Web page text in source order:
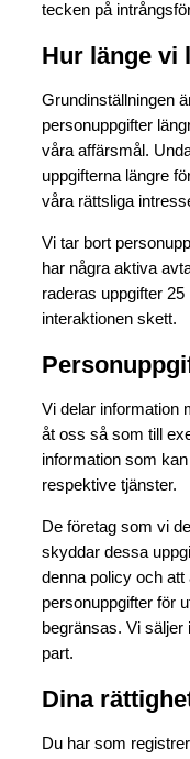
tecken på
Hur länge vi
Grundinställningen
personuppgifter
våra affärsmål.
uppgifterna längre
våra rättsliga
Vi tar bort
har några aktiva
raderas uppgifter
interaktionen skett.
Vi delar information
åt oss så som till
information som
respektive tjänster.
De företag som vi
skyddar dessa
denna policy och
personuppgifter för
begränsas. Vi säljer
part.
Dina
Du har som